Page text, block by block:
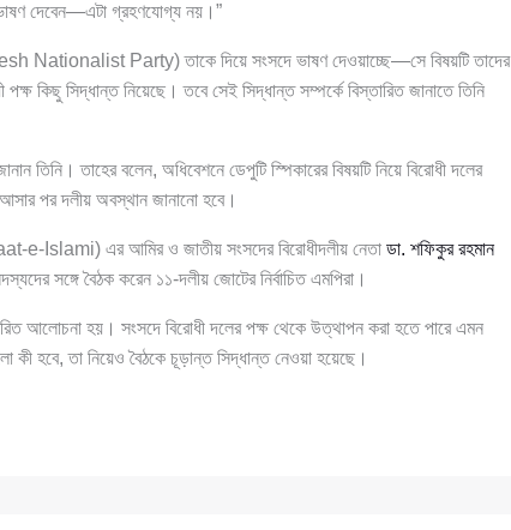
দেবেন—এটা গ্রহণযোগ্য নয়।”
Nationalist Party) তাকে দিয়ে সংসদে ভাষণ দেওয়াচ্ছে—সে বিষয়টি তাদের
পক্ষ কিছু সিদ্ধান্ত নিয়েছে। তবে সেই সিদ্ধান্ত সম্পর্কে বিস্তারিত জানাতে তিনি
তিনি। তাহের বলেন, অধিবেশনে ডেপুটি স্পিকারের বিষয়টি নিয়ে বিরোধী দলের
পর দলীয় অবস্থান জানানো হবে।
Islami) এর আমির ও জাতীয় সংসদের বিরোধীদলীয় নেতা ডা. শফিকুর রহমান
সঙ্গে বৈঠক করেন ১১-দলীয় জোটের নির্বাচিত এমপিরা।
আলোচনা হয়। সংসদে বিরোধী দলের পক্ষ থেকে উত্থাপন করা হতে পারে এমন
হবে, তা নিয়েও বৈঠকে চূড়ান্ত সিদ্ধান্ত নেওয়া হয়েছে।